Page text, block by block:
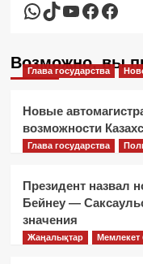
WhatsApp
TikTok
YouTube
Возможно, вы
Глава государства
Новые
возможности
Глава государства
Президент назвал
Бейнеу —
значения
Жаңалықтар